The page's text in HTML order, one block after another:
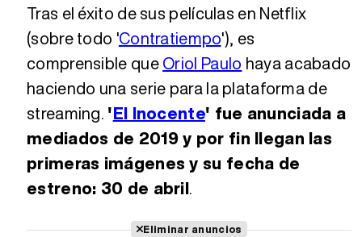
Tras el éxito de sus películas en Netflix
(sobre todo 'Contratiempo'), es
comprensible queOriol Paulo haya acabado
haciendo una serie para la plataforma de
streaming. 'El Inocente' fue anunciada a
mediados de 2019 y por fin llegan las
primeras imágenes y su fecha de
estreno: 30 de abril.
Eliminar anuncios